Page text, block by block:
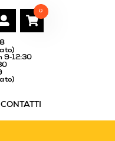
9‑12:30
CONTATTI
0